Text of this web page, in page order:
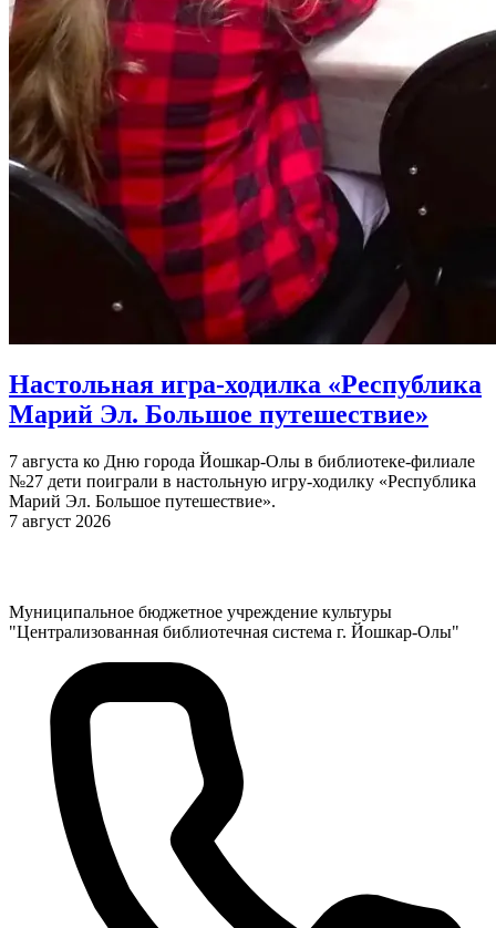
Настольная игра-ходилка «Республика
Марий Эл. Большое путешествие»
7 августа ко Дню города Йошкар-Олы в библиотеке-филиале
№27 дети поиграли в настольную игру-ходилку «Республика
Марий Эл. Большое путешествие».
7 август 2026
Муниципальное бюджетное учреждение культуры
"Централизованная библиотечная система г. Йошкар-Олы"